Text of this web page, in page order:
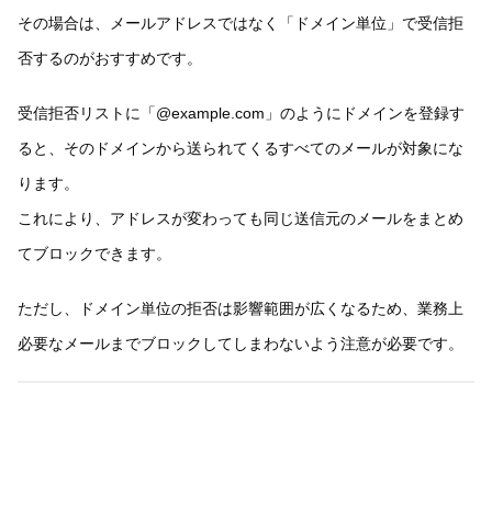
その場合は、メールアドレスではなく「ドメイン単位」で受信拒
否するのがおすすめです。
受信拒否リストに「@example.com」のようにドメインを登録す
ると、そのドメインから送られてくるすべてのメールが対象にな
ります。
これにより、アドレスが変わっても同じ送信元のメールをまとめ
てブロックできます。
ただし、ドメイン単位の拒否は影響範囲が広くなるため、業務上
必要なメールまでブロックしてしまわないよう注意が必要です。